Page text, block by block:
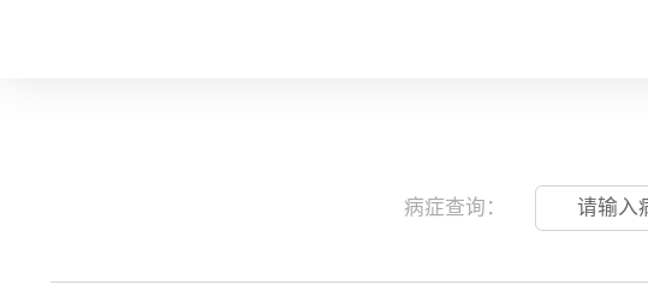
病症查询：